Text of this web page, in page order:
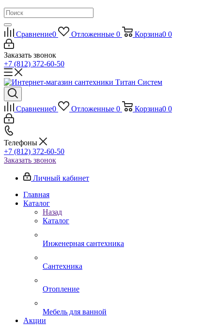
Сравнение0 Отложенные 0 Корзина0 0
Заказать звонок
+7 (812) 372-60-50
Сравнение0 Отложенные 0 Корзина0 0
Телефоны
+7 (812) 372-60-50
Заказать звонок
Личный кабинет
Главная
Каталог
Назад
Каталог
Инженерная сантехника
Сантехника
Отопление
Мебель для ванной
Акции